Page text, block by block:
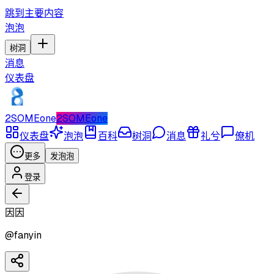
跳到主要内容
泡泡
树洞
消息
仪表盘
2SOMEone2SOMEone
仪表盘
泡泡 百科 树洞 消息 礼兮 僚机
更多 发泡泡
登录
因因
@fanyin